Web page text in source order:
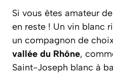
Si vous êtes amateur
en reste ! Un vin blanc
un compagnon de
vallée du Rhône,
Saint-Joseph blanc à